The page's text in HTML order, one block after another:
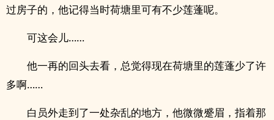
过房子的，他记得当时荷塘里可有不少莲蓬呢。
可这会儿……
他一再的回头去看，总觉得现在荷塘里的莲蓬少了许
多啊……
白员外走到了一处杂乱的地方，他微微蹙眉，指着那